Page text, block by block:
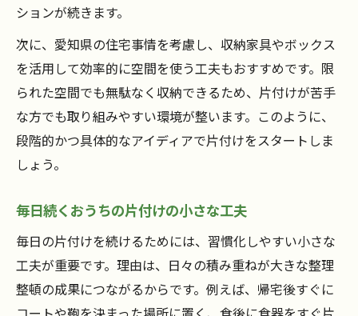
ションが続きます。
次に、愛知県の住宅事情を考慮し、収納家具やボックス
を活用して効率的に空間を使う工夫もおすすめです。限
られた空間でも無駄なく収納できるため、片付けが苦手
な方でも取り組みやすい環境が整います。このように、
段階的かつ具体的なアイディアで片付けをスタートしま
しょう。
毎日続くおうちの片付けの小さな工夫
毎日の片付けを続けるためには、習慣化しやすい小さな
工夫が重要です。理由は、日々の積み重ねが大きな整理
整頓の成果につながるからです。例えば、帰宅後すぐに